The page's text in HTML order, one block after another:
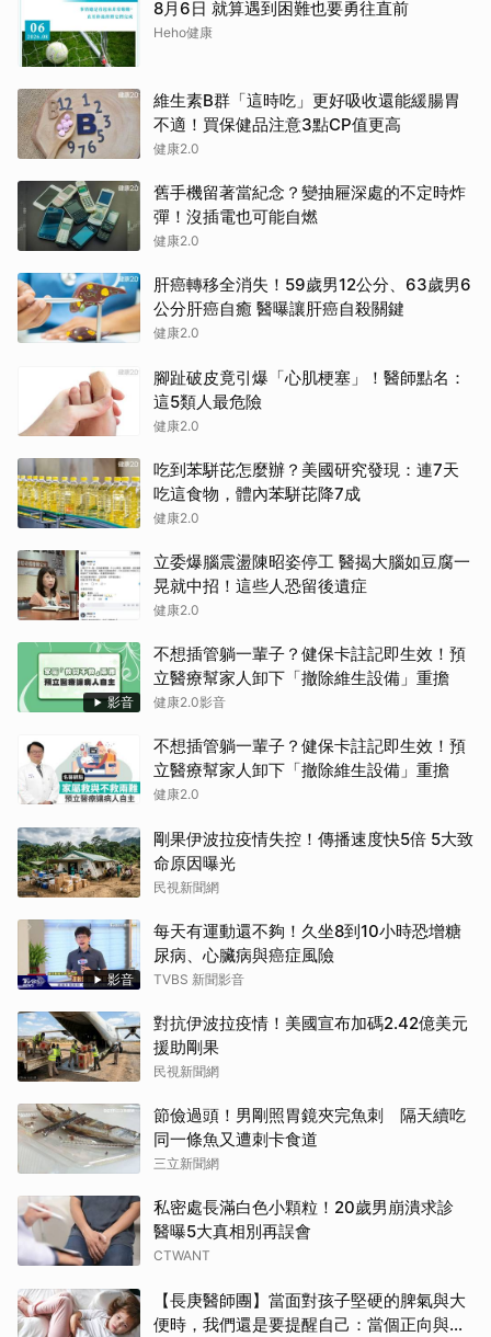
8月6日 就算遇到困難也要勇往直前
Heho健康
維生素B群「這時吃」更好吸收還能緩腸胃
不適！買保健品注意3點CP值更高
健康2.0
舊手機留著當紀念？變抽屜深處的不定時炸
彈！沒插電也可能自燃
健康2.0
肝癌轉移全消失！59歲男12公分、63歲男6
公分肝癌自癒 醫曝讓肝癌自殺關鍵
健康2.0
腳趾破皮竟引爆「心肌梗塞」！醫師點名：
這5類人最危險
健康2.0
吃到苯駢芘怎麼辦？美國研究發現：連7天
吃這食物，體內苯駢芘降7成
健康2.0
立委爆腦震盪陳昭姿停工 醫揭大腦如豆腐一
晃就中招！這些人恐留後遺症
健康2.0
影音
不想插管躺一輩子？健保卡註記即生效！預
立醫療幫家人卸下「撤除維生設備」重擔
健康2.0影音
不想插管躺一輩子？健保卡註記即生效！預
立醫療幫家人卸下「撤除維生設備」重擔
健康2.0
剛果伊波拉疫情失控！傳播速度快5倍 5大致
命原因曝光
民視新聞網
影音
每天有運動還不夠！久坐8到10小時恐增糖
尿病、心臟病與癌症風險
TVBS 新聞影音
對抗伊波拉疫情！美國宣布加碼2.42億美元
援助剛果
民視新聞網
節儉過頭！男剛照胃鏡夾完魚刺 隔天續吃
同一條魚又遭刺卡食道
三立新聞網
私密處長滿白色小顆粒！20歲男崩潰求診
醫曝5大真相別再誤會
CTWANT
【長庚醫師團】當面對孩子堅硬的脾氣與大
便時，我們還是要提醒自己：當個正向與溫